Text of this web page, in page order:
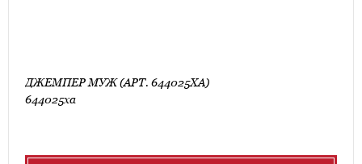
ДЖЕМПЕР МУЖ (АРТ. 644025ХА)
644025ха